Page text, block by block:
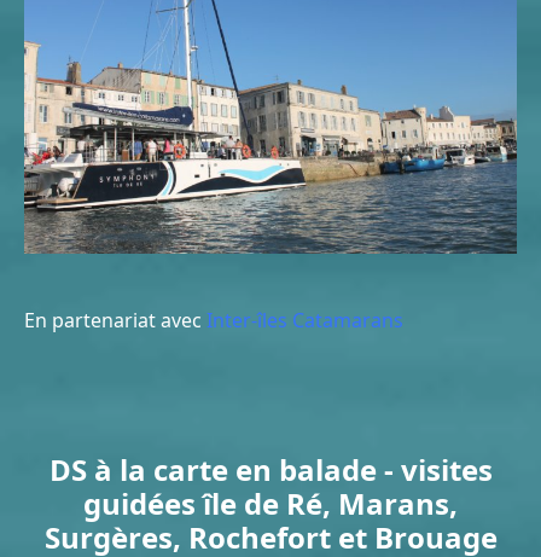
En partenariat avec Inter-îles Catamarans
DS à la carte en balade - visites
guidées île de Ré, Marans,
Surgères, Rochefort et Brouage